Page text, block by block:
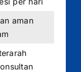
aman